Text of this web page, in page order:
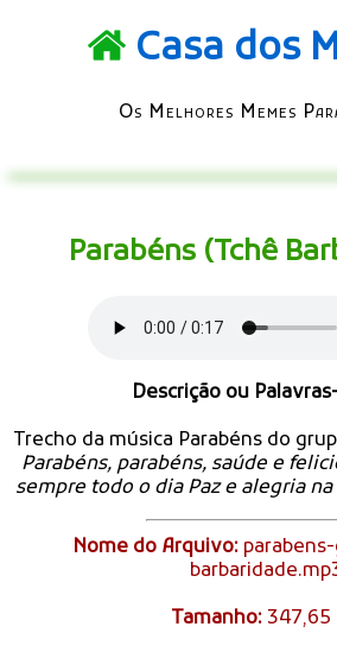
Casa dos
Os Melhores Memes
Parabéns (Tchê
Descrição ou
Trecho da música Parabéns do
Parabéns, parabéns, saúde e
sempre todo o dia Paz e alegria
Nome do Arquivo:
Tamanho:347,65